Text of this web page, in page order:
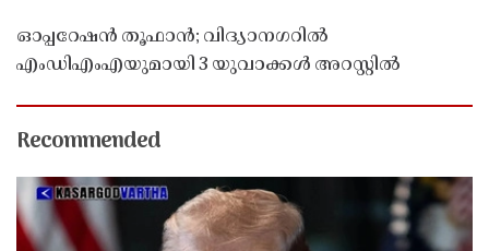
ഓപ്പറേഷൻ തൂഫാൻ; വിദ്യാനഗറിൽ
എംഡിഎംഎയുമായി 3 യുവാക്കൾ അറസ്റ്റിൽ
Recommended